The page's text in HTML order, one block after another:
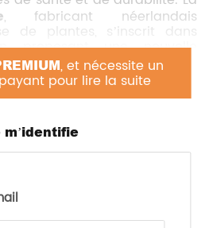
, et nécessite un
pour lire la suite
m’identifie
, fabricant néerlandais
de plantes, s’inscrit dans
proposant une nouvelle
dérivée de pommes et de
le sucre dans divers produits
avantages organoleptiques
sucre traditionnel. Pour
ainsi un produit naturel